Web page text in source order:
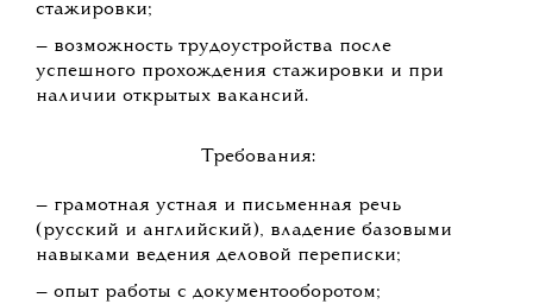
стажировки;
— возможность трудоустройства после
успешного прохождения стажировки и при
наличии открытых вакансий.
Требования:
— грамотная устная и письменная речь
(русский и английский), владение базовыми
навыками ведения деловой переписки;
— опыт работы с документооборотом;